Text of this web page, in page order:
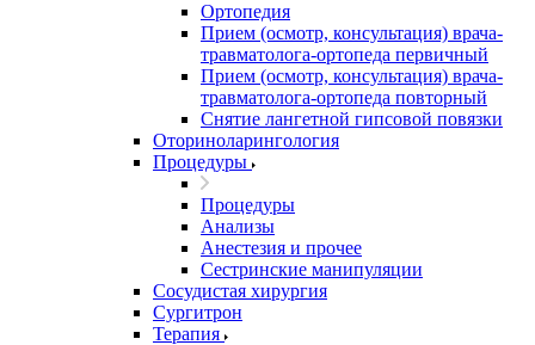
Ортопедия
Прием (осмотр, консультация) врача-
травматолога-ортопеда первичный
Прием (осмотр, консультация) врача-
травматолога-ортопеда повторный
Снятие лангетной гипсовой повязки
Оториноларингология
Процедуры
Процедуры
Анализы
Анестезия и прочее
Сестринские манипуляции
Сосудистая хирургия
Сургитрон
Терапия